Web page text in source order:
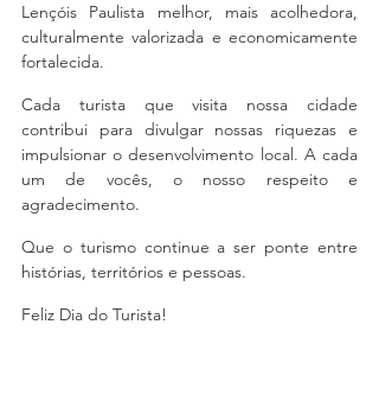
Lençóis Paulista melhor, mais acolhedora,
culturalmente valorizada e economicamente
fortalecida.
Cada turista que visita nossa cidade
contribui para divulgar nossas riquezas e
impulsionar o desenvolvimento local. A cada
um de vocês, o nosso respeito e
agradecimento.
Que o turismo continue a ser ponte entre
histórias, territórios e pessoas.
Feliz Dia do Turista!